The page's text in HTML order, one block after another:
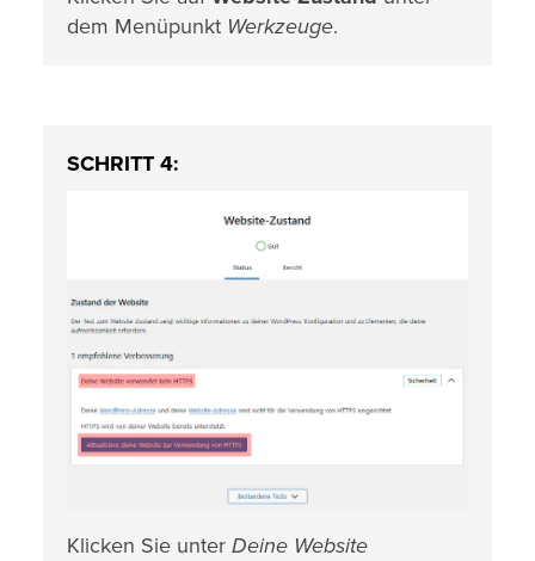
dem Menüpunkt Werkzeuge.
SCHRITT 4:
Klicken Sie unter Deine Website